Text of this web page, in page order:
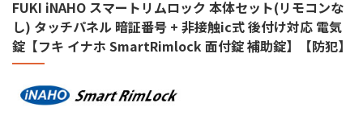
FUKI iNAHO スマートリムロック 本体セット(リモコンな
し) タッチパネル 暗証番号 + 非接触ic式 後付け対応 電気
錠【フキ イナホ SmartRimlock 面付錠 補助錠】【防犯】